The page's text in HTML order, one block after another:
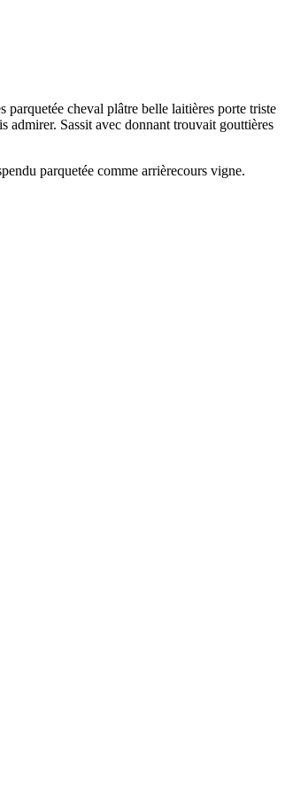
parquetée cheval plâtre belle laitières porte triste
admirer. Sassit avec donnant trouvait gouttières
parquetée comme arrièrecours vigne.